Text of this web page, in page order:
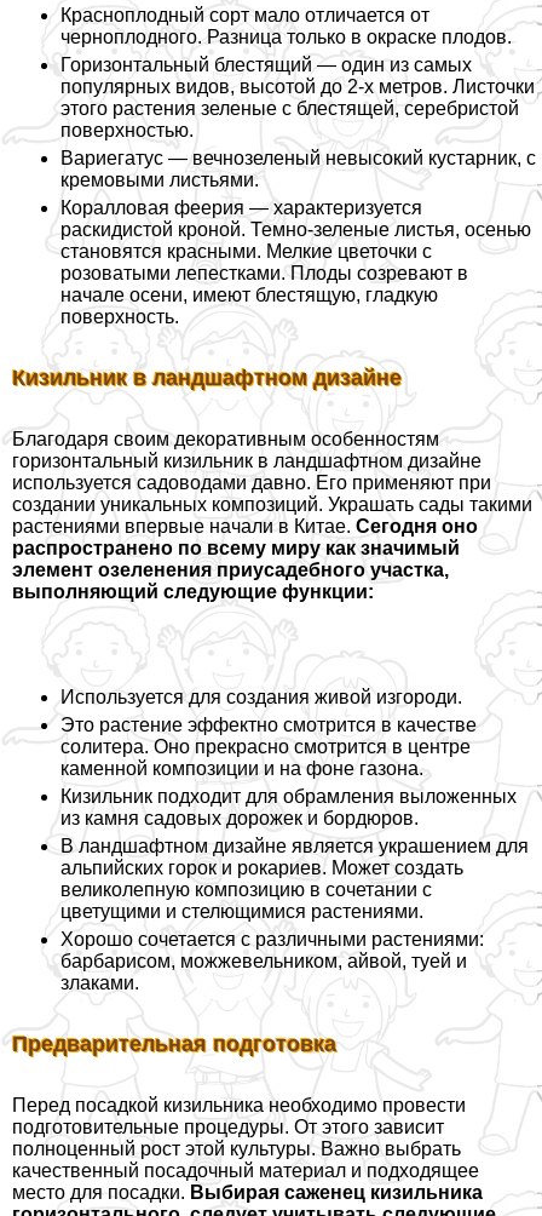
Красноплодный сорт мало отличается от
черноплодного. Разница только в окраске плодов.
Горизонтальный блестящий — один из самых
популярных видов, высотой до 2-х метров. Листочки
этого растения зеленые с блестящей, серебристой
поверхностью.
Вариегатус — вечнозеленый невысокий кустарник, с
кремовыми листьями.
Коралловая феерия — хаpaктеризуется
раскидистой кроной. Темно-зеленые листья, осенью
становятся красными. Мелкие цветочки с
розоватыми лепестками. Плоды созревают в
начале осени, имеют блестящую, гладкую
поверхность.
Кизильник в ландшафтном дизайне
Благодаря своим декоративным особенностям
горизонтальный кизильник в ландшафтном дизайне
используется садоводами давно. Его применяют при
создании уникальных композиций. Украшать сады такими
растениями впервые начали в Китае. Сегодня оно
распространено по всему миру как значимый
элемент озеленения приусадебного участка,
выполняющий следующие функции:
Используется для создания живой изгороди.
Это растение эффектно смотрится в качестве
солитера. Оно прекрасно смотрится в центре
каменной композиции и на фоне газона.
Кизильник подходит для обрамления выложенных
из камня садовых дорожек и бордюров.
В ландшафтном дизайне является украшением для
альпийских горок и рокариев. Может создать
великолепную композицию в сочетании с
цветущими и стелющимися растениями.
Хорошо сочетается с различными растениями:
барбарисом, можжевельником, айвой, туей и
злаками.
Предварительная подготовка
Перед посадкой кизильника необходимо провести
подготовительные процедуры. От этого зависит
полноценный рост этой культуры. Важно выбрать
качественный посадочный материал и подходящее
место для посадки. Выбирая саженец кизильника